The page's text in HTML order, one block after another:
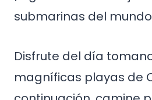
submarinas del
Disfrute del día
magníficas playas de